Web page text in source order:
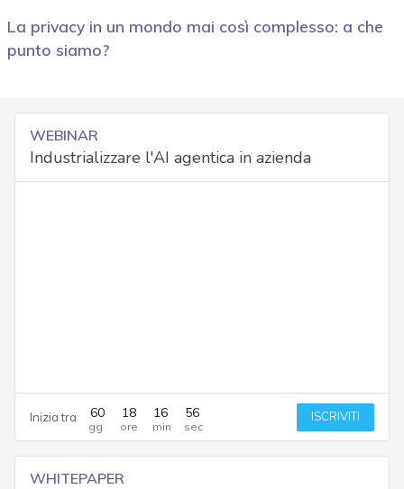
La privacy in un mondo mai così complesso: a che
punto siamo?
WEBINAR
Industrializzare l'AI agentica in azienda
Inizia tra 60 18 16 55 ISCRIVITI
WHITEPAPER